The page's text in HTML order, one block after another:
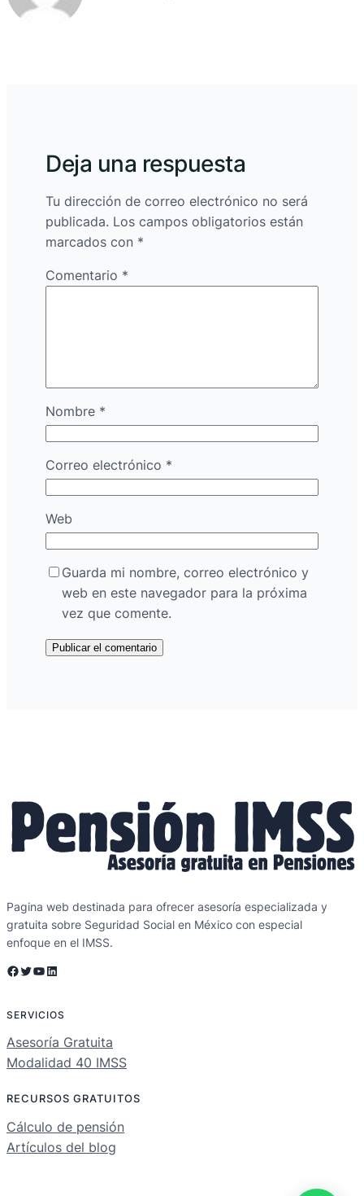
Deja una respuesta
Tu dirección de correo electrónico no será
publicada. Los campos obligatorios están
marcados con *
Comentario *
Nombre *
Correo electrónico *
Web
Guarda mi nombre, correo electrónico y
web en este navegador para la próxima
vez que comente.
Pagina web destinada para ofrecer asesoría especializada y
gratuita sobre Seguridad Social en México con especial
enfoque en el IMSS.
Facebook Twitter YouTube LinkedIn
SERVICIOS
Asesoría Gratuita
Modalidad 40 IMSS
RECURSOS GRATUITOS
Cálculo de pensión
Artículos del blog